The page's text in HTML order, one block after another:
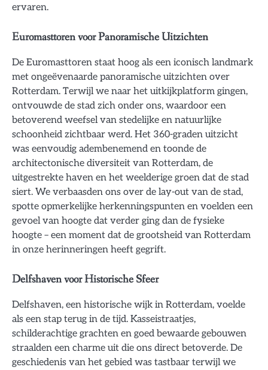
ervaren.
Euromasttoren voor Panoramische Uitzichten
De Euromasttoren staat hoog als een iconisch landmark
met ongeëvenaarde panoramische uitzichten over
Rotterdam. Terwijl we naar het uitkijkplatform gingen,
ontvouwde de stad zich onder ons, waardoor een
betoverend weefsel van stedelijke en natuurlijke
schoonheid zichtbaar werd. Het 360-graden uitzicht
was eenvoudig adembenemend en toonde de
architectonische diversiteit van Rotterdam, de
uitgestrekte haven en het weelderige groen dat de stad
siert. We verbaasden ons over de lay-out van de stad,
spotte opmerkelijke herkenningspunten en voelden een
gevoel van hoogte dat verder ging dan de fysieke
hoogte – een moment dat de grootsheid van Rotterdam
in onze herinneringen heeft gegrift.
Delfshaven voor Historische Sfeer
Delfshaven, een historische wijk in Rotterdam, voelde
als een stap terug in de tijd. Kasseistraatjes,
schilderachtige grachten en goed bewaarde gebouwen
straalden een charme uit die ons direct betoverde. De
geschiedenis van het gebied was tastbaar terwijl we